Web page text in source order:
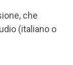
che
(italiano o